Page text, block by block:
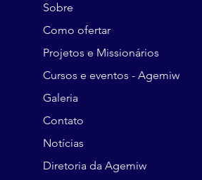
Sobre
Como ofertar
Projetos e Missionários
Cursos e eventos - Agemiw
Galeria
Contato
Notícias
Diretoria da Agemiw